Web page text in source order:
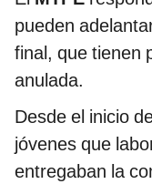
pueden
final, que tienen
anulada.
Desde el inicio
jóvenes que
entregaban la